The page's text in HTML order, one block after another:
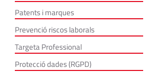
Patents i marques
Prevenció riscos laborals
Targeta Professional
Protecció dades (RGPD)